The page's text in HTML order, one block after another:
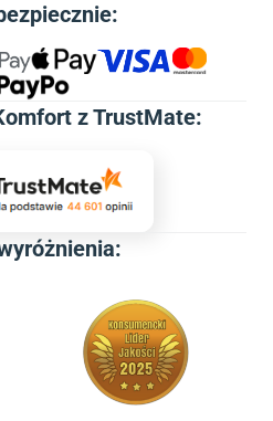
z TrustMate: